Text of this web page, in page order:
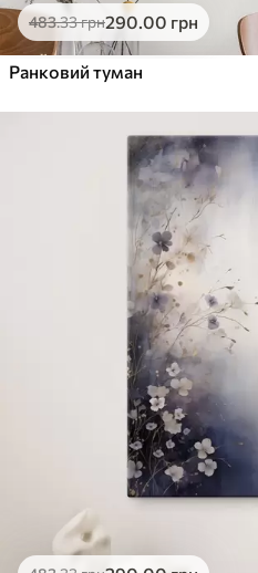
483.33грн290.00 грн
Ранковий туман